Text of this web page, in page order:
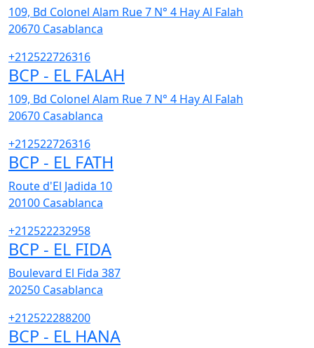
109, Bd Colonel Alam Rue 7 N° 4 Hay Al Falah
20670 Casablanca
+212522726316
BCP - EL FALAH
109, Bd Colonel Alam Rue 7 N° 4 Hay Al Falah
20670 Casablanca
+212522726316
BCP - EL FATH
Route d'El Jadida 10
20100 Casablanca
+212522232958
BCP - EL FIDA
Boulevard El Fida 387
20250 Casablanca
+212522288200
BCP - EL HANA